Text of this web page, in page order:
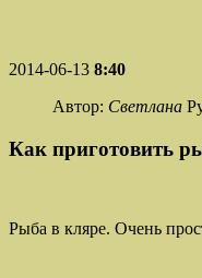
2014-06-13 8:40
Автор: Светлана
Как приготовить
Рыба в кляре. Очень